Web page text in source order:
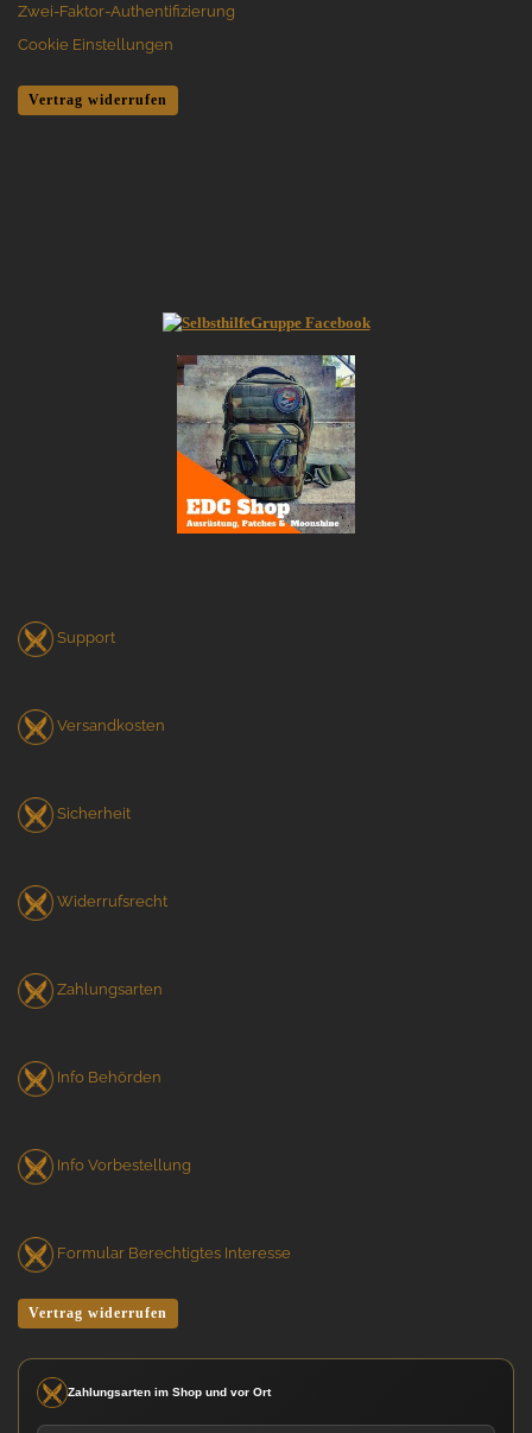
Zwei-Faktor-Authentifizierung
Cookie Einstellungen
Vertrag widerrufen
Support
Versandkosten
Sicherheit
Widerrufsrecht
Zahlungsarten
Info Behörden
Info Vorbestellung
Formular Berechtigtes Interesse
Vertrag widerrufen
Zahlungsarten im Shop und vor Ort